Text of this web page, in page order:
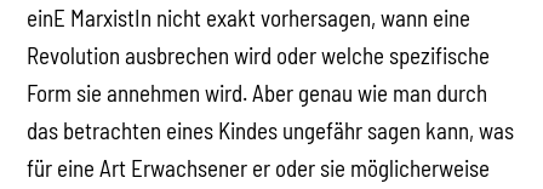
einE MarxistIn nicht exakt vorhersagen, wann eine
Revolution ausbrechen wird oder welche spezifische
Form sie annehmen wird. Aber genau wie man durch
das betrachten eines Kindes ungefähr sagen kann, was
für eine Art Erwachsener er oder sie möglicherweise